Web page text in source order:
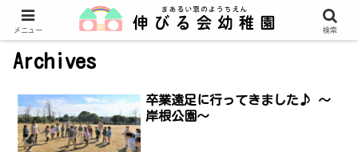
Archives
卒業遠足に行ってきました♪ ～
岸根公園～
メニュー 検索